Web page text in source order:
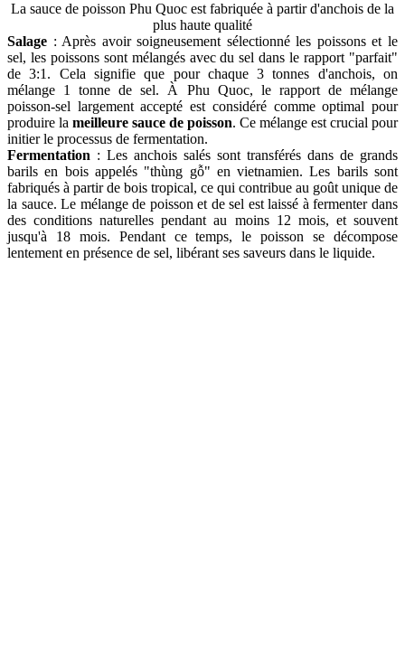
La sauce de poisson Phu Quoc est fabriquée à partir d'anchois de la
plus haute qualité
Salage : Après avoir soigneusement sélectionné les poissons et le
sel, les poissons sont mélangés avec du sel dans le rapport "parfait"
de 3:1. Cela signifie que pour chaque 3 tonnes d'anchois, on
mélange 1 tonne de sel. À Phu Quoc, le rapport de mélange
poisson-sel largement accepté est considéré comme optimal pour
produire la meilleure sauce de poisson. Ce mélange est crucial pour
initier le processus de fermentation.
Fermentation : Les anchois salés sont transférés dans de grands
barils en bois appelés "thùng gỗ" en vietnamien. Les barils sont
fabriqués à partir de bois tropical, ce qui contribue au goût unique de
la sauce. Le mélange de poisson et de sel est laissé à fermenter dans
des conditions naturelles pendant au moins 12 mois, et souvent
jusqu'à 18 mois. Pendant ce temps, le poisson se décompose
lentement en présence de sel, libérant ses saveurs dans le liquide.